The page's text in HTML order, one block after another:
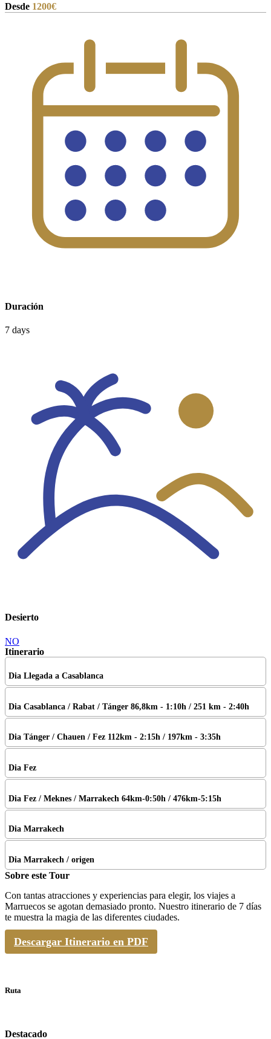
Desde 1200€
Duración
7 days
Desierto
NO
Itinerario
Llegada a Casablanca
Casablanca / Rabat / Tánger 86,8km - 1:10h / 251 km - 2:40h
Tánger / Chauen / Fez 112km - 2:15h / 197km - 3:35h
Fez
Fez / Meknes / Marrakech 64km-0:50h / 476km-5:15h
Marrakech
Marrakech / origen
Sobre este Tour
Con tantas atracciones y experiencias para elegir, los viajes a
Marruecos se agotan demasiado pronto. Nuestro itinerario de 7 días
te muestra la magia de las diferentes ciudades.
Descargar Itinerario en PDF
Ruta
Destacado